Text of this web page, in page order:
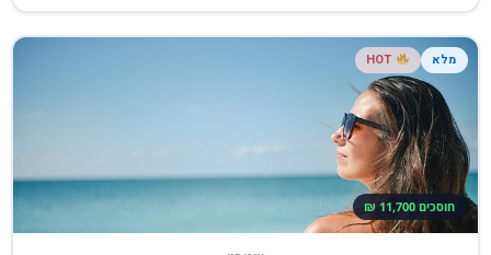
מלא
חוסכים 11,700 ₪